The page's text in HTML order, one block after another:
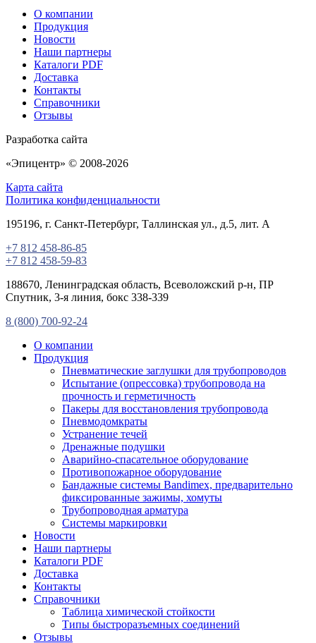
О компании
Продукция
Новости
Наши партнеры
Каталоги PDF
Доставка
Контакты
Справочники
Отзывы
Разработка сайта
«Эпицентр» © 2008-2026
Карта сайта
Политика конфиденциальности
195196, г. Санкт-Петербург, Таллинская ул., д.5, лит. А
+7 812 458-86-85
+7 812 458-59-83
188670, Ленинградская область, Всеволожский р-н, ПР
Спутник, 3-я линия, бокс 338-339
8 (800) 700-92-24
О компании
Продукция
Пневматические заглушки для трубопроводов
Испытание (опрессовка) трубопровода на
прочность и герметичность
Пакеры для восстановления трубопровода
Пневмодомкраты
Устранение течей
Дренажные подушки
Аварийно-спасательное оборудование
Противопожарное оборудование
Бандажные системы Bandimex, предварительно
фиксированные зажимы, хомуты
Трубопроводная арматура
Системы маркировки
Новости
Наши партнеры
Каталоги PDF
Доставка
Контакты
Справочники
Таблица химической стойкости
Типы быстроразъемных соединений
Отзывы